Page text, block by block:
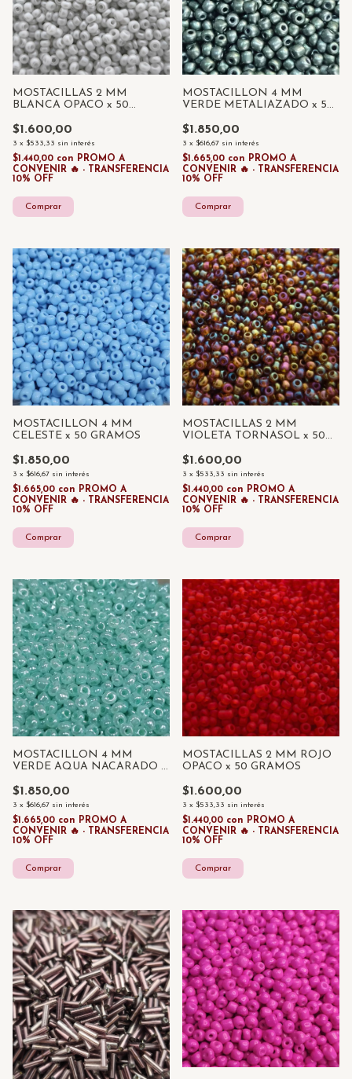
MOSTACILLAS 2 MM
BLANCA OPACO x 50
$1.600,00
3 x $533,33 sin interés
$1.440,00 con PROMO A
CONVENIR 🔥 - TRANSFERENCIA
10% OFF
MOSTACILLON 4 MM
VERDE METALIAZADO x 50
$1.850,00
3 x $616,67 sin interés
$1.665,00 con PROMO A
CONVENIR 🔥 - TRANSFERENCIA
10% OFF
MOSTACILLON 4 MM
CELESTE x 50 GRAMOS
$1.850,00
3 x $616,67 sin interés
$1.665,00 con PROMO A
CONVENIR 🔥 - TRANSFERENCIA
10% OFF
MOSTACILLAS 2 MM
VIOLETA TORNASOL x 50
$1.600,00
3 x $533,33 sin interés
$1.440,00 con PROMO A
CONVENIR 🔥 - TRANSFERENCIA
10% OFF
MOSTACILLON 4 MM
VERDE AQUA NACARADO x
$1.850,00
3 x $616,67 sin interés
$1.665,00 con PROMO A
CONVENIR 🔥 - TRANSFERENCIA
10% OFF
MOSTACILLAS 2 MM ROJO
OPACO x 50 GRAMOS
$1.600,00
3 x $533,33 sin interés
$1.440,00 con PROMO A
CONVENIR 🔥 - TRANSFERENCIA
10% OFF